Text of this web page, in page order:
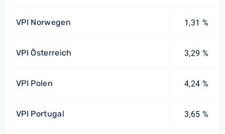
VPI Norwegen 1,31 %
VPI Österreich 3,29 %
VPI Polen 4,24 %
VPI Portugal 3,65 %